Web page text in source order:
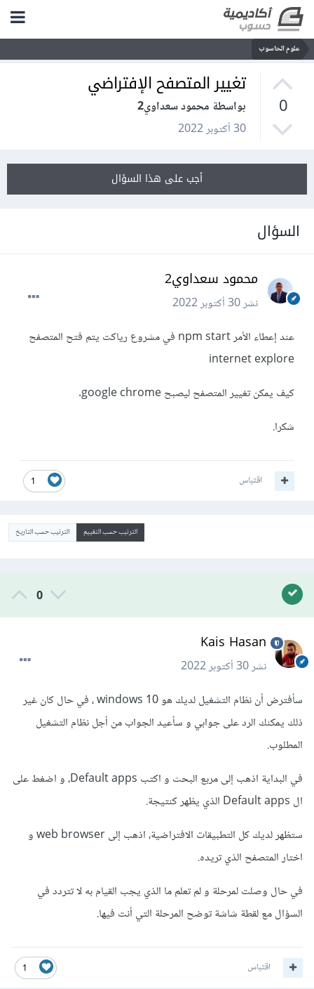
علوم الحاسوب
0
تغيير المتصفح الإفتراضي
بواسطة محمود سعداوي2
30 أكتوبر 2022
أجب على هذا السؤال
السؤال
محمود سعداوي2
نشر30 أكتوبر 2022
عند إعطاء الأمر npm start في مشروع رياكت يتم فتح المتصفح
internet explore
كيف يمكن تغيير المتصفح ليصبح google chrome.
شكرا.
1 اقتباس
الترتيب حسب التقييم الترتيب حسب التاريخ
0
Kais Hasan
نشر30 أكتوبر 2022
سأفترض أن نظام التشغيل لديك هو windows 10 ، في حال كان غير
ذلك يمكنك الرد على جوابي و سأعيد الجواب من أجل نظام التشغيل
المطلوب.
في البداية اذهب إلى مربع البحث و اكتب Default apps، و اضغط على
ال Default apps الذي يظهر كنتيجة.
ستظهر لديك كل التطبيقات الافتراضية، اذهب إلى web browser و
اختار المتصفح الذي تريده.
في حال وصلت لمرحلة و لم تعلم ما الذي يجب القيام به لا تتردد في
السؤال مع لقطة شاشة توضح المرحلة التي أنت فيها.
1 اقتباس